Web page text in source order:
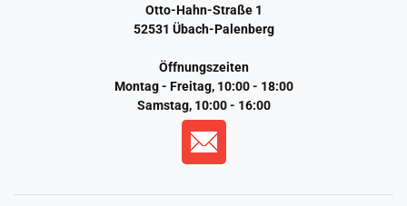
Otto-Hahn-Straße 1
52531 Übach-Palenberg
Öffnungszeiten
Montag - Freitag, 10:00 - 18:00
Samstag, 10:00 - 16:00